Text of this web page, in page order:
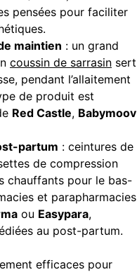
pensées pour faciliter
maintien : un grand
coussin de sarrasin sert
pendant l’allaitement
de produit est
Red Castle, Babymoov
partum : ceintures de
de compression
chauffants pour le bas-
et parapharmacies
ou Easypara,
au post-partum.
efficaces pour